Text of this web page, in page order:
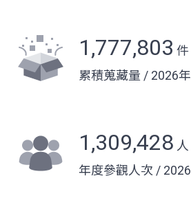
1,777,803 件
累積蒐藏量 / 2026年
1,309,428 人
年度參觀人次 / 2026